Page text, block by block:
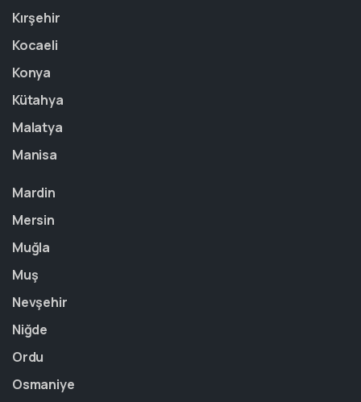
Kırşehir
Kocaeli
Konya
Kütahya
Malatya
Manisa
Mardin
Mersin
Muğla
Muş
Nevşehir
Niğde
Ordu
Osmaniye